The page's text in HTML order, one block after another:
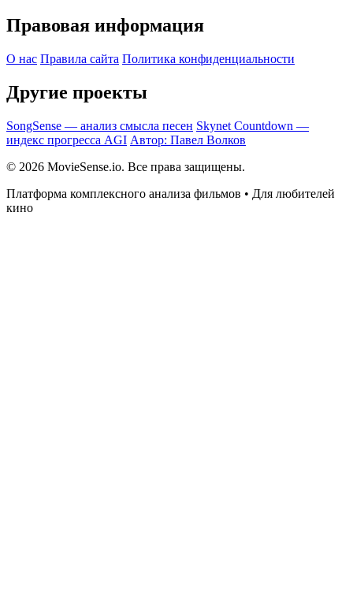
Правовая информация
О нас Правила сайта Политика конфиденциальности
Другие проекты
SongSense — анализ смысла песен Skynet Countdown —
индекс прогресса AGI Автор: Павел Волков
© 2026 MovieSense.io. Все права защищены.
Платформа комплексного анализа фильмов • Для любителей
кино